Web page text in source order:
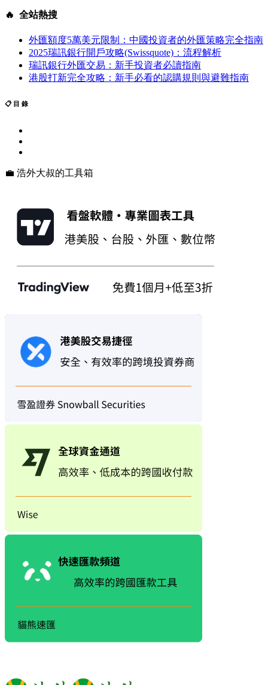
🔥 全站熱搜
外匯額度5萬美元限制：中國投資者的外匯策略完全指南
2025瑞訊銀行開戶攻略(Swissquote)：流程解析
瑞訊銀行外匯交易：新手投資者必讀指南
港股打新完全攻略：新手必看的認購規則與避難指南
📋 目 錄
💼 浩外大叔的工具箱